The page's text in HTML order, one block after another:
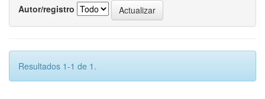
Autor/registro
Resultados 1-1 de 1.